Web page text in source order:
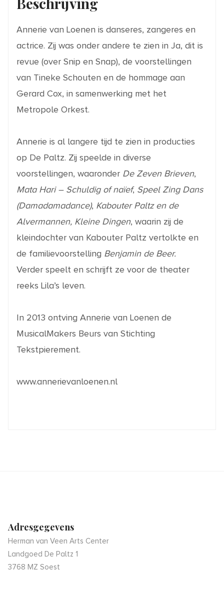
Annerie van Loenen is danseres, zangeres en
actrice. Zij was onder andere te zien in Ja, dit is
revue (over Snip en Snap), de voorstellingen
van Tineke Schouten en de hommage aan
Gerard Cox, in samenwerking met het
Metropole Orkest.
Annerie is al langere tijd te zien in producties
op De Paltz. Zij speelde in diverse
voorstellingen, waaronder De Zeven Brieven,
Mata Hari – Schuldig of naïef, Speel Zing Dans
(Damadamadance), Kabouter Paltz en de
Alvermannen, Kleine Dingen, waarin zij de
kleindochter van Kabouter Paltz vertolkte en
de familievoorstelling Benjamin de Beer.
Verder speelt en schrijft ze voor de theater
reeks Lila’s leven.
In 2013 ontving Annerie van Loenen de
MusicalMakers Beurs van Stichting
Tekstpierement.
www.annerievanloenen.nl
Adresgegevens
Herman van Veen Arts Center
Landgoed De Paltz 1
3768 MZ Soest